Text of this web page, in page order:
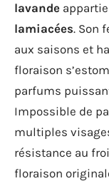
lavande
lamiacées. Son
aux saisons et
floraison
parfums
Impossible de
multiples
résistance au
floraison